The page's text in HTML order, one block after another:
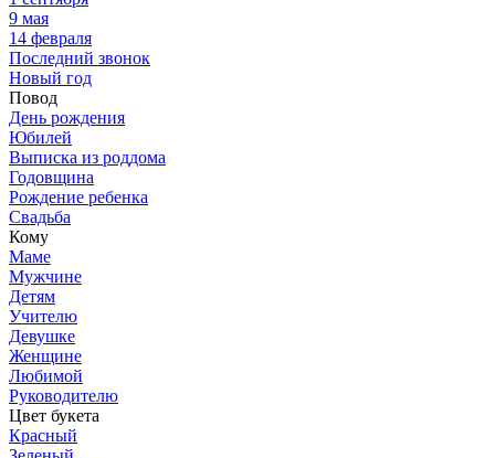
9 мая
14 февраля
Последний звонок
Новый год
Повод
День рождения
Юбилей
Выписка из роддома
Годовщина
Рождение ребенка
Свадьба
Кому
Маме
Мужчине
Детям
Учителю
Девушке
Женщине
Любимой
Руководителю
Цвет букета
Красный